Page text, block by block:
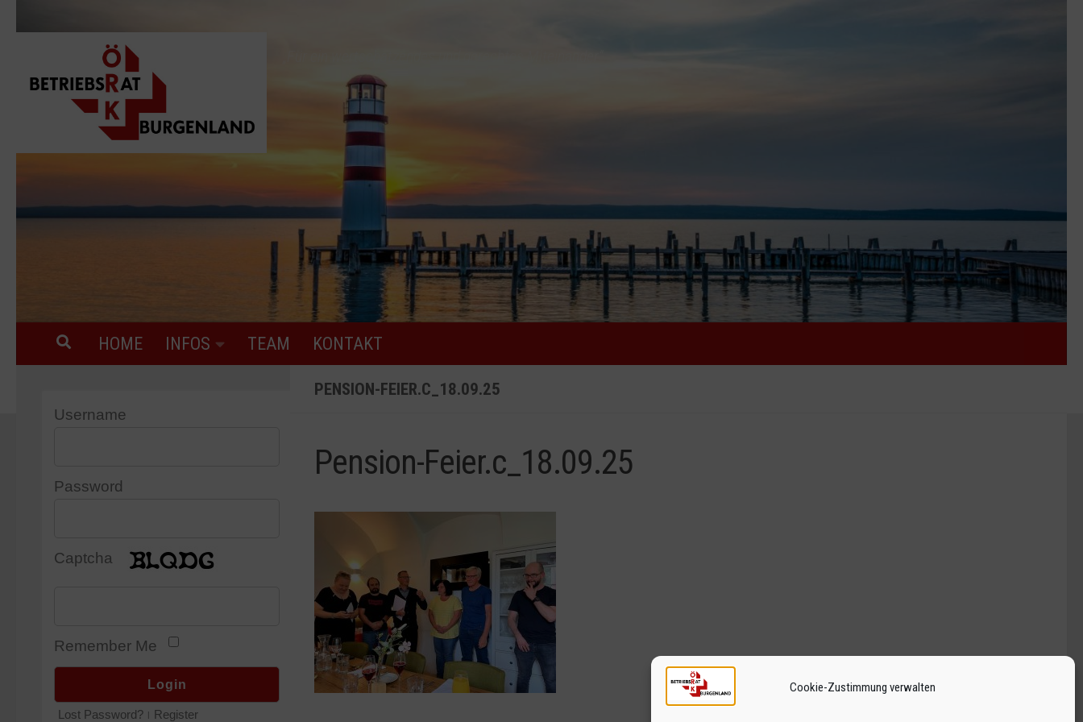
Cookie-Zustimmung verwalten
HOME INFOS TEAM KONTAKT
PENSION-FEIER.C_18.09.25
Pension-Feier.c_18.09.25
Username
Password
Captcha
Remember Me
Lost Password? | Register